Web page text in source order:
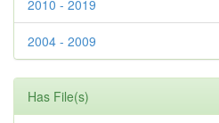
2010 - 2019
2004 - 2009
Has File(s)